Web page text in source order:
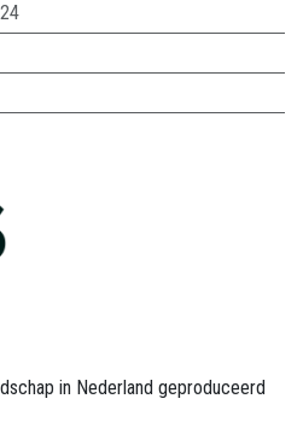
in Nederland geproduceerd